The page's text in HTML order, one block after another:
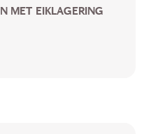
MET EIKLAGERING